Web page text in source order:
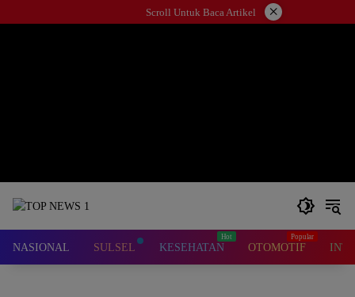
ke
Scroll Untuk Baca Artikel ×
NASIONAL SULSEL KESEHATAN OTOMOTIF